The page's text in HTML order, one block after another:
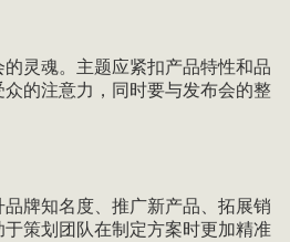
灵魂。主题应紧扣产品特性和品
的注意力，同时要与发布会的整
牌知名度、推广新产品、拓展销
策划团队在制定方案时更加精准